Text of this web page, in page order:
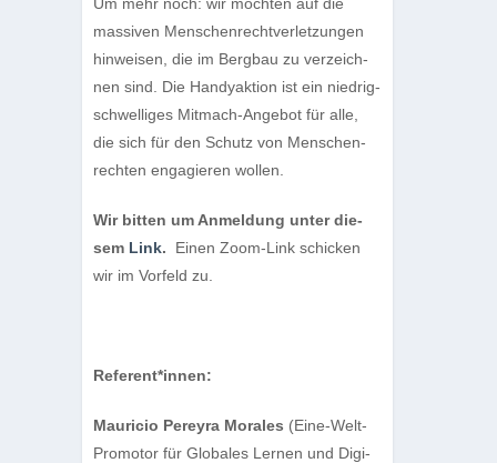
mas­si­ven Men­schen­recht­ver­let­zun­gen
hin­wei­sen, die im Berg­bau zu ver­zeich­
nen sind. Die Han­d­yak­tion ist ein nied­rig­
schwel­li­ges Mit­mach-Ange­bot für alle,
die sich für den Schutz von Men­schen­
rech­ten enga­gie­ren wollen.
Wir bit­ten um Anmel­dung unter die­
sem Link. Einen Zoom-Link schi­cken
wir im Vor­feld zu.
Referent*innen:
Mau­ricio Pereyra Mora­les (Eine-Welt-
Pro­mo­tor für Glo­ba­les Ler­nen und Digi­